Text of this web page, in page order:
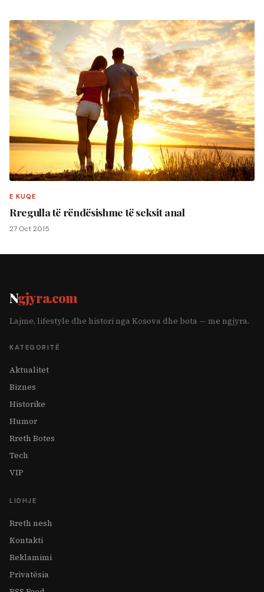
E KUQE
Rregulla të rëndësishme të seksit anal
27 Oct 2015
Ngjyra.com
Lajme, lifestyle dhe histori nga Kosova dhe bota — me ngjyra.
KATEGORITË
Aktualitet
Biznes
Historike
Humor
Rreth Botes
Tech
VIP
LIDHJE
Rreth nesh
Kontakti
Reklamimi
Privatësia